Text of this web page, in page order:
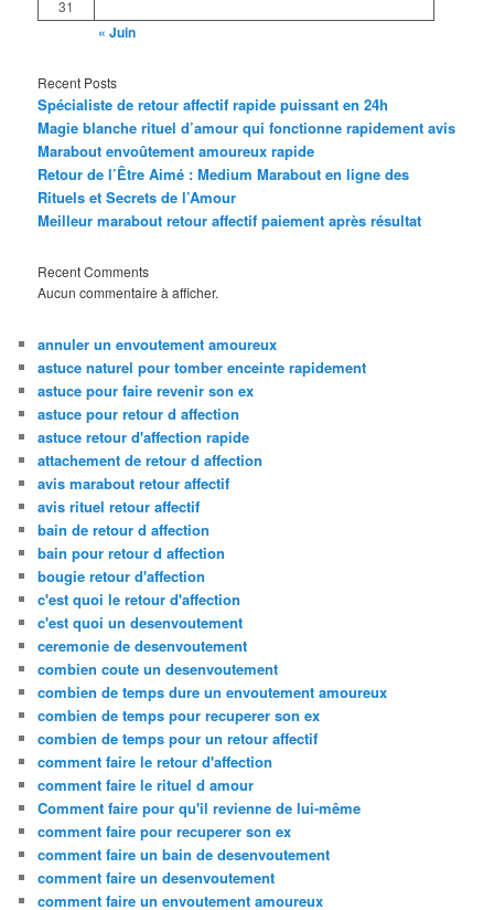
31
« Juin
Recent Posts
Spécialiste de retour affectif rapide puissant en 24h
Magie blanche rituel d’amour qui fonctionne rapidement avis
Marabout envoûtement amoureux rapide
Retour de l’Être Aimé : Medium Marabout en ligne des
Rituels et Secrets de l’Amour
Meilleur marabout retour affectif paiement après résultat
Recent Comments
Aucun commentaire à afficher.
annuler un envoutement amoureux
astuce naturel pour tomber enceinte rapidement
astuce pour faire revenir son ex
astuce pour retour d affection
astuce retour d'affection rapide
attachement de retour d affection
avis marabout retour affectif
avis rituel retour affectif
bain de retour d affection
bain pour retour d affection
bougie retour d'affection
c'est quoi le retour d'affection
c'est quoi un desenvoutement
ceremonie de desenvoutement
combien coute un desenvoutement
combien de temps dure un envoutement amoureux
combien de temps pour recuperer son ex
combien de temps pour un retour affectif
comment faire le retour d'affection
comment faire le rituel d amour
Comment faire pour qu'il revienne de lui-même
comment faire pour recuperer son ex
comment faire un bain de desenvoutement
comment faire un desenvoutement
comment faire un envoutement amoureux